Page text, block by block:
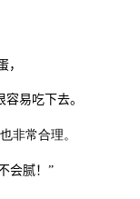
，
易吃下去。
非常合理。
会腻！ ”